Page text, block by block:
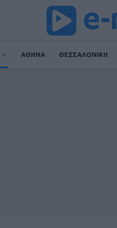
ΑΘΗΝΑ ΘΕΣΣΑΛΟΝΙΚΗ